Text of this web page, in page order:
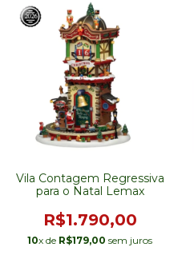
Vila Contagem Regressiva
para o Natal Lemax
R$1.790,00
10x de R$179,00 sem juros